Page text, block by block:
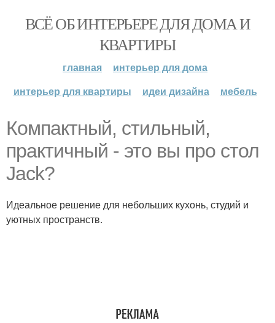
ВСЁ ОБ ИНТЕРЬЕРЕ ДЛЯ ДОМА И
КВАРТИРЫ
главная
интерьер для дома
интерьер для квартиры
идеи дизайна мебель
Компактный, стильный,
практичный - это вы про стол
Jack?
Идеальное решение для небольших кухонь, студий и
уютных пространств.